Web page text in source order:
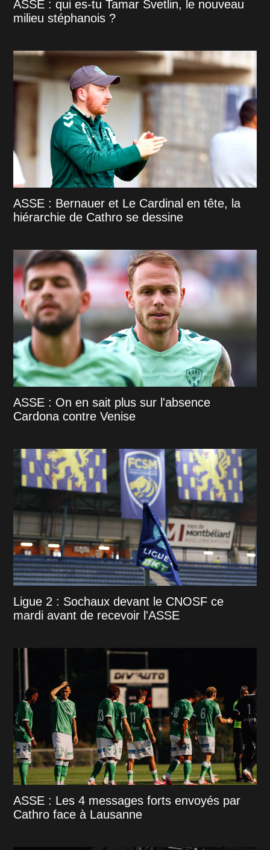
ASSE : qui es-tu Tamar Svetlin, le nouveau
milieu stéphanois ?
ASSE : Bernauer et Le Cardinal en tête, la
hiérarchie de Cathro se dessine
ASSE : On en sait plus sur l'absence
Cardona contre Venise
Ligue 2 : Sochaux devant le CNOSF ce
mardi avant de recevoir l'ASSE
ASSE : Les 4 messages forts envoyés par
Cathro face à Lausanne